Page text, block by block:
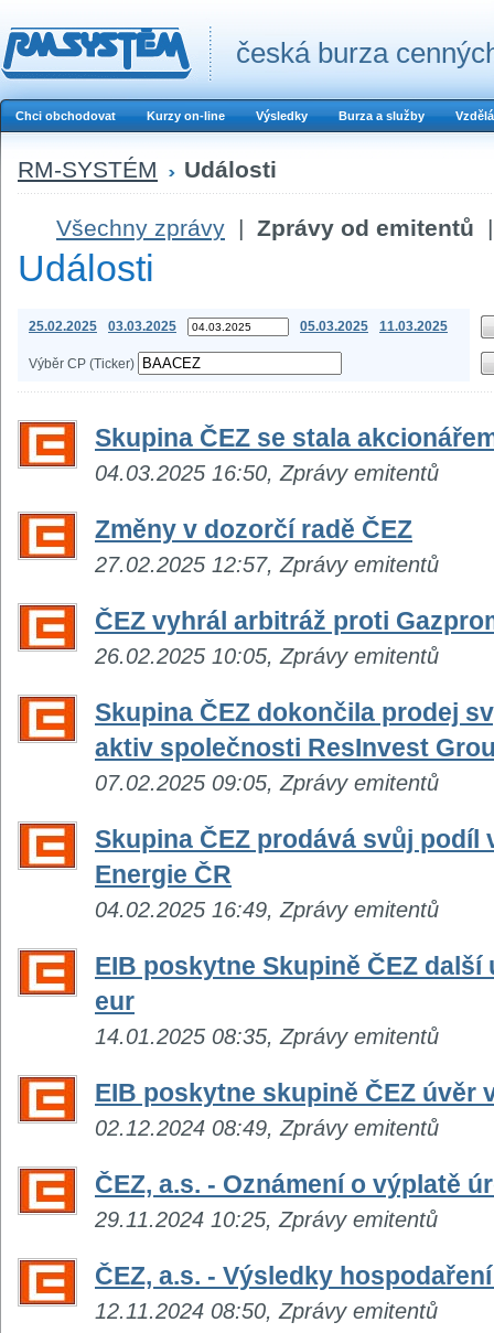
česká burza
Chci obchodovat Kurzy on-line Výsledky Burza a služby
RM-SYSTÉM Události
Všechny zprávy | Zprávy od emitentů |
Události
25.02.2025 03.03.2025 05.03.2025 11.03.2025
Výběr CP (Ticker)
Skupina ČEZ se stala
04.03.2025 16:50, Zprávy emitentů
Změny v dozorčí radě ČEZ
27.02.2025 12:57, Zprávy emitentů
ČEZ vyhrál arbitráž proti
26.02.2025 10:05, Zprávy emitentů
Skupina ČEZ dokončila prodej
aktiv společnosti ResInvest
07.02.2025 09:05, Zprávy emitentů
Skupina ČEZ prodává svůj podíl
Energie ČR
04.02.2025 16:49, Zprávy emitentů
EIB poskytne Skupině ČEZ
eur
14.01.2025 08:35, Zprávy emitentů
EIB poskytne skupině ČEZ úvěr
02.12.2024 08:49, Zprávy emitentů
ČEZ, a.s. - Oznámení o výplatě
29.11.2024 10:25, Zprávy emitentů
ČEZ, a.s. - Výsledky
12.11.2024 08:50, Zprávy emitentů